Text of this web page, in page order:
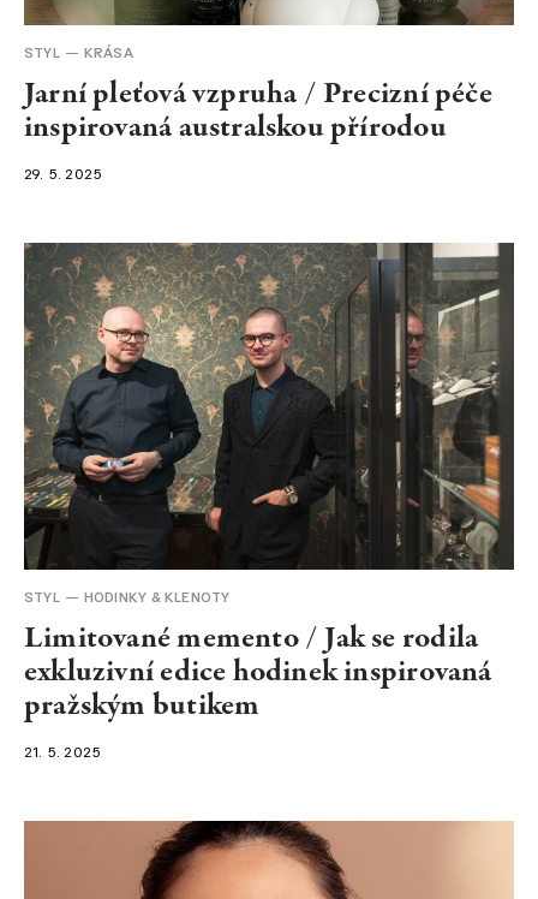
STYL KRÁSA
Jarní pleťová vzpruha / Precizní péče
inspirovaná australskou přírodou
29. 5. 2025
STYL HODINKY & KLENOTY
Limitované memento / Jak se rodila
exkluzivní edice hodinek inspirovaná
pražským butikem
21. 5. 2025